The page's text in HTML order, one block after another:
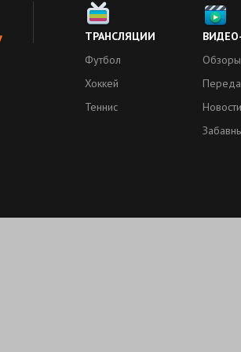
ТРАНСЛЯЦИИ
Футбол
Хоккей
Теннис
Обзоры
Новости